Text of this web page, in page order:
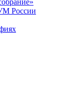
России